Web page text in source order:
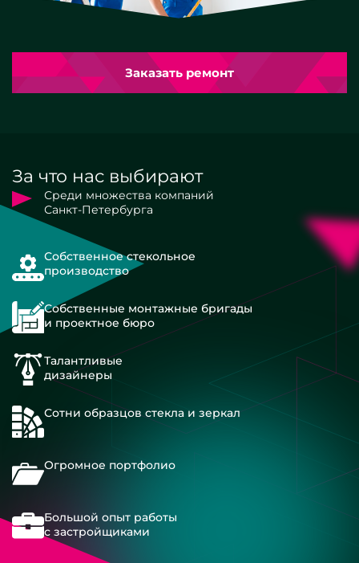
Заказать ремонт
За что нас выбирают
Среди множества компаний
Санкт-Петербурга
Собственное стекольное
производство
Собственные монтажные бригады
и проектное бюро
Талантливые
дизайнеры
Сотни образцов стекла и зеркал
Огромное портфолио
Большой опыт работы
с застройщиками